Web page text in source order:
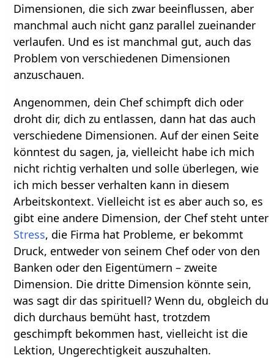
Dimensionen, die sich zwar beeinflussen, aber
manchmal auch nicht ganz parallel zueinander
verlaufen. Und es ist manchmal gut, auch das
Problem von verschiedenen Dimensionen
anzuschauen.
Angenommen, dein Chef schimpft dich oder
droht dir, dich zu entlassen, dann hat das auch
verschiedene Dimensionen. Auf der einen Seite
könntest du sagen, ja, vielleicht habe ich mich
nicht richtig verhalten und solle überlegen, wie
ich mich besser verhalten kann in diesem
Arbeitskontext. Vielleicht ist es aber auch so, es
gibt eine andere Dimension, der Chef steht unter
Stress, die Firma hat Probleme, er bekommt
Druck, entweder von seinem Chef oder von den
Banken oder den Eigentümern – zweite
Dimension. Die dritte Dimension könnte sein,
was sagt dir das spirituell? Wenn du, obgleich du
dich durchaus bemüht hast, trotzdem
geschimpft bekommen hast, vielleicht ist die
Lektion, Ungerechtigkeit auszuhalten.